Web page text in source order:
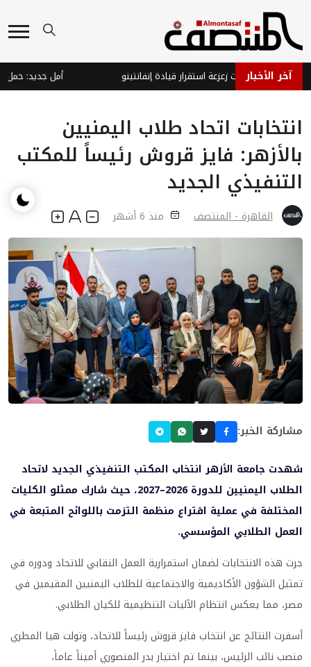
آخر الأخبار
يتصدى لمحاولات زعزعة استقرار قيادة إنفانتينو
انتخابات اتحاد طلاب اليمنيين
بالأزهر: فايز قروش رئيساً للمكتب
التنفيذي الجديد
القاهرة - المنتصف منذ 6 أشهر
مشاركة الخبر:
شهدت جامعة الأزهر انتخاب المكتب التنفيذي الجديد لاتحاد
الطلاب اليمنيين للدورة 2026–2027، حيث شارك ممثلو الكليات
المختلفة في عملية اقتراع منظمة التزمت باللوائح المتبعة في
العمل الطلابي المؤسسي.
جرت هذه الانتخابات لضمان استمرارية العمل النقابي للاتحاد ودوره في
تمثيل الشؤون الأكاديمية والاجتماعية للطلاب اليمنيين المقيمين في
مصر، مما يعكس انتظام الآليات التنظيمية للكيان الطلابي.
أسفرت النتائج عن انتخاب فايز قروش رئيساً للاتحاد، وتولت هيا المطري
منصب نائب الرئيس، بينما تم اختيار بدر المنصوري أميناً عاماً،